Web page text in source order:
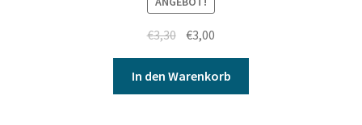
€3,30 €3,00
In den Warenkorb